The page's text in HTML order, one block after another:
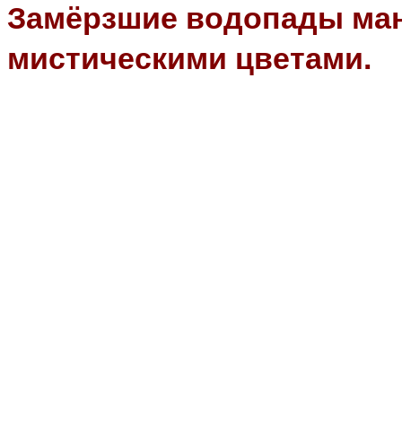
Замёрзшие водопады
мистическими цветами.